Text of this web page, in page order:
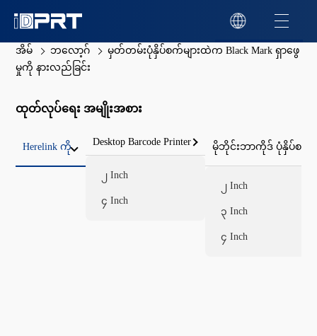
အိမ် ဘလော့ဂ်
မှတ်တမ်းပုံနှိပ်စက်များထဲက Black Mark ရှာဖွေ
မှုကို နားလည်ခြင်း
ထုတ်လုပ်ရေး အမျိုးအစား
Herelink ကို Desktop Barcode Printer
၂ Inch
၄ Inch
မိုဘိုင်းဘာကိုဒ် ပုံနှိပ်စက်
၂ Inch
၃ Inch
၄ Inch